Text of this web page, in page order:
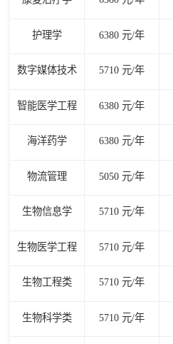
护理学 6380 元/年
数字媒体技术 5710 元/年
智能医学工程 6380 元/年
海洋药学 6380 元/年
物流管理 5050 元/年
生物信息学 5710 元/年
生物医学工程 5710 元/年
生物工程类 5710 元/年
生物科学类 5710 元/年